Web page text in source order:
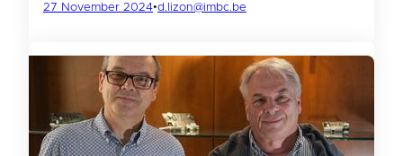
27 November 2024•d.lizon@imbc.be